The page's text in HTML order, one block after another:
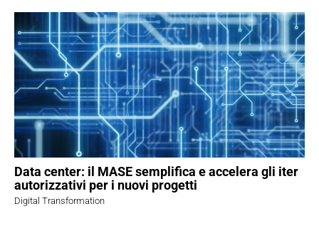
Data center: il MASE semplifica e accelera gli iter
autorizzativi per i nuovi progetti
Digital Transformation